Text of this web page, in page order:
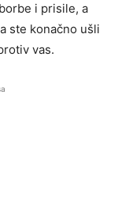
i prisile, a
ste konačno ušli
vas.